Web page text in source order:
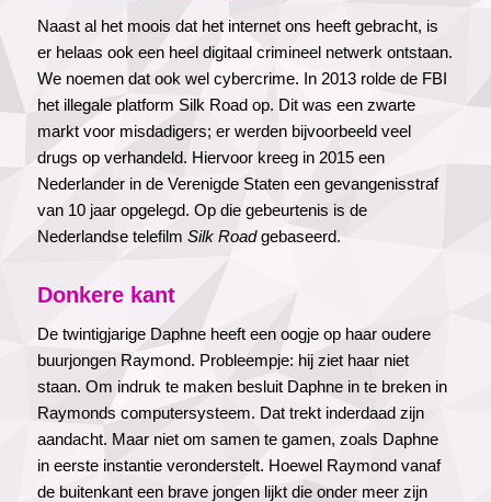
Naast al het moois dat het internet ons heeft gebracht, is
er helaas ook een heel digitaal crimineel netwerk ontstaan.
We noemen dat ook wel cybercrime. In 2013 rolde de FBI
het illegale platform Silk Road op. Dit was een zwarte
markt voor misdadigers; er werden bijvoorbeeld veel
drugs op verhandeld. Hiervoor kreeg in 2015 een
Nederlander in de Verenigde Staten een gevangenisstraf
van 10 jaar opgelegd. Op die gebeurtenis is de
Nederlandse telefilm Silk Roadgebaseerd.
Donkere kant
De twintigjarige Daphne heeft een oogje op haar oudere
buurjongen Raymond. Probleempje: hij ziet haar niet
staan. Om indruk te maken besluit Daphne in te breken in
Raymonds computersysteem. Dat trekt inderdaad zijn
aandacht. Maar niet om samen te gamen, zoals Daphne
in eerste instantie veronderstelt. Hoewel Raymond vanaf
de buitenkant een brave jongen lijkt die onder meer zijn